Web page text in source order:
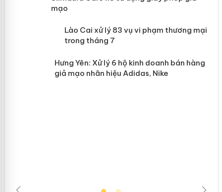
mạo
Lào Cai xử lý 83 vụ vi phạm thương
mại trong tháng 7